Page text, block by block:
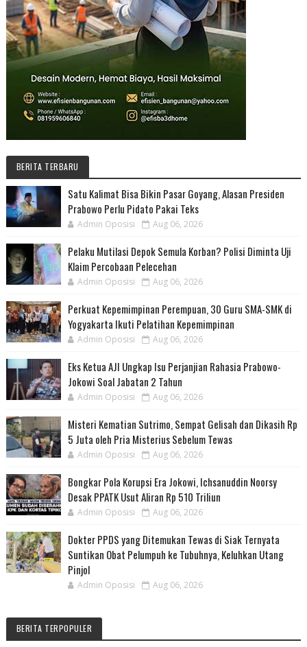
BERITA TERBARU
Satu Kalimat Bisa Bikin Pasar Goyang, Alasan Presiden
Prabowo Perlu Pidato Pakai Teks
Admin Oposisi Aug 06, 2026
Pelaku Mutilasi Depok Semula Korban? Polisi Diminta Uji
Klaim Percobaan Pelecehan
Admin Oposisi Aug 06, 2026
Perkuat Kepemimpinan Perempuan, 30 Guru SMA-SMK di
Yogyakarta Ikuti Pelatihan Kepemimpinan
Admin Oposisi Aug 06, 2026
Eks Ketua AJI Ungkap Isu Perjanjian Rahasia Prabowo-
Jokowi Soal Jabatan 2 Tahun
Admin Oposisi Aug 06, 2026
Misteri Kematian Sutrimo, Sempat Gelisah dan Dikasih Rp
5 Juta oleh Pria Misterius Sebelum Tewas
Admin Oposisi Aug 06, 2026
Bongkar Pola Korupsi Era Jokowi, Ichsanuddin Noorsy
Desak PPATK Usut Aliran Rp 510 Triliun
Admin Oposisi Aug 06, 2026
Dokter PPDS yang Ditemukan Tewas di Siak Ternyata
Suntikan Obat Pelumpuh ke Tubuhnya, Keluhkan Utang
Pinjol
Admin Oposisi Aug 06, 2026
BERITA TERPOPULER